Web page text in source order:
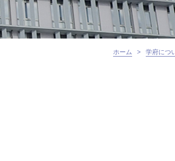
ホーム > 学府につ